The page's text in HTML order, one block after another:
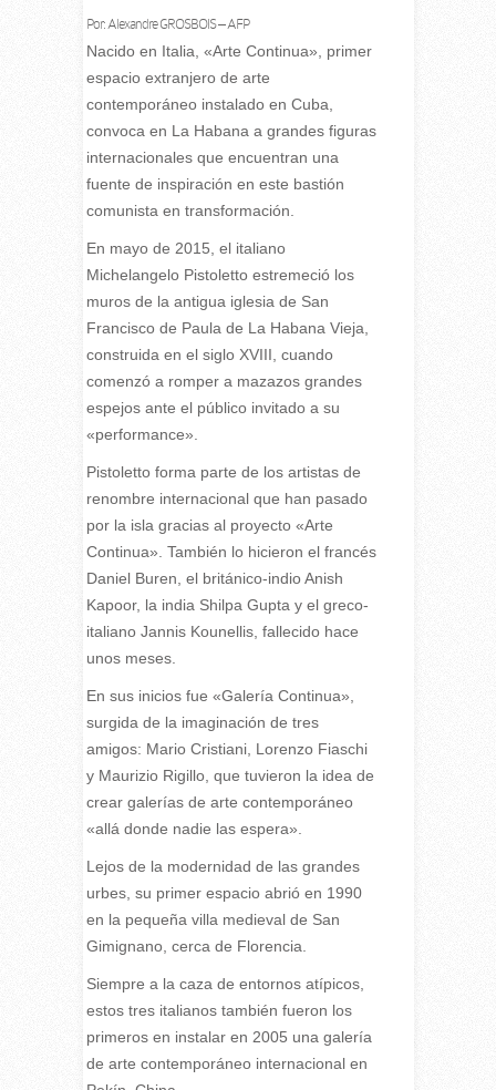
Por: Alexandre GROSBOIS – AFP
Nacido en Italia, «Arte Continua», primer
espacio extranjero de arte
contemporáneo instalado en Cuba,
convoca en La Habana a grandes figuras
internacionales que encuentran una
fuente de inspiración en este bastión
comunista en transformación.
En mayo de 2015, el italiano
Michelangelo Pistoletto estremeció los
muros de la antigua iglesia de San
Francisco de Paula de La Habana Vieja,
construida en el siglo XVIII, cuando
comenzó a romper a mazazos grandes
espejos ante el público invitado a su
«performance».
Pistoletto forma parte de los artistas de
renombre internacional que han pasado
por la isla gracias al proyecto «Arte
Continua». También lo hicieron el francés
Daniel Buren, el británico-indio Anish
Kapoor, la india Shilpa Gupta y el greco-
italiano Jannis Kounellis, fallecido hace
unos meses.
En sus inicios fue «Galería Continua»,
surgida de la imaginación de tres
amigos: Mario Cristiani, Lorenzo Fiaschi
y Maurizio Rigillo, que tuvieron la idea de
crear galerías de arte contemporáneo
«allá donde nadie las espera».
Lejos de la modernidad de las grandes
urbes, su primer espacio abrió en 1990
en la pequeña villa medieval de San
Gimignano, cerca de Florencia.
Siempre a la caza de entornos atípicos,
estos tres italianos también fueron los
primeros en instalar en 2005 una galería
de arte contemporáneo internacional en